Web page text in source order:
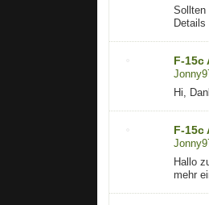
Sollten
F-15c
Hi,
F-15c
Hallo
mehr